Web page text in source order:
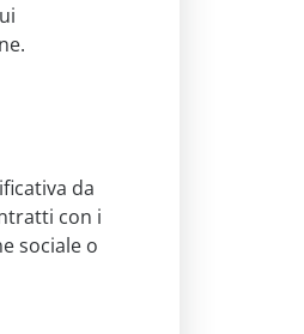
da
con i
sociale o